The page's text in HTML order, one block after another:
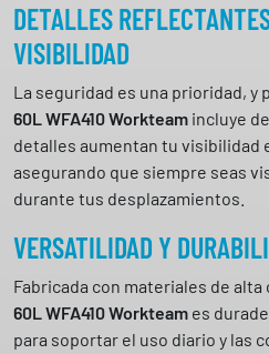
DETALLES
VISIBILIDAD
La seguridad es una prioridad, y
60L WFA410 Workteam incluye
detalles aumentan tu visibilidad
asegurando que siempre seas
durante tus desplazamientos.
VERSATILIDAD Y
Fabricada con materiales de alta
60L WFA410 Workteam es
para soportar el uso diario y las